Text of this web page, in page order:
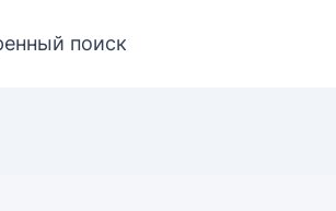
поиск